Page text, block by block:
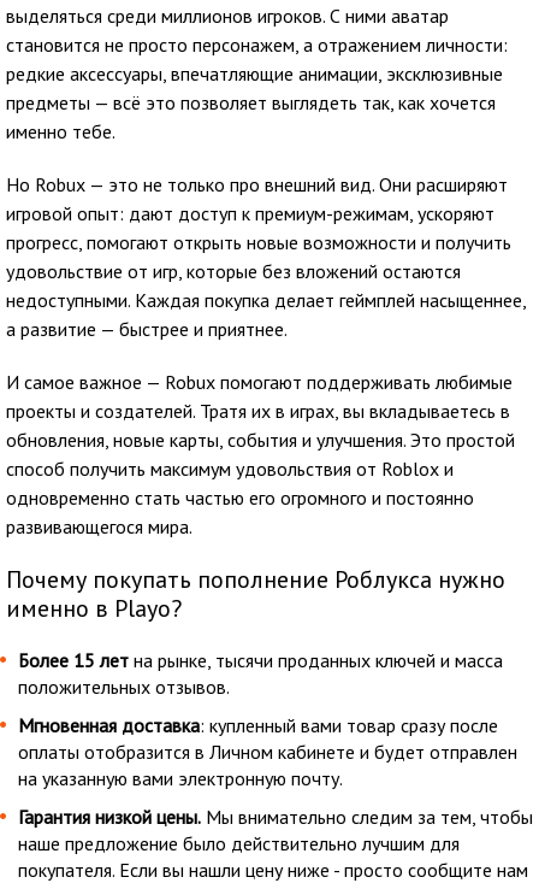
выделяться среди миллионов игроков. С ними аватар
становится не просто персонажем, а отражением личности:
редкие аксессуары, впечатляющие анимации, эксклюзивные
предметы — всё это позволяет выглядеть так, как хочется
именно тебе.
Но Robux — это не только про внешний вид. Они расширяют
игровой опыт: дают доступ к премиум-режимам, ускоряют
прогресс, помогают открыть новые возможности и получить
удовольствие от игр, которые без вложений остаются
недоступными. Каждая покупка делает геймплей насыщеннее,
а развитие — быстрее и приятнее.
И самое важное — Robux помогают поддерживать любимые
проекты и создателей. Тратя их в играх, вы вкладываетесь в
обновления, новые карты, события и улучшения. Это простой
способ получить максимум удовольствия от Roblox и
одновременно стать частью его огромного и постоянно
развивающегося мира.
Почему покупать пополнение Роблукса нужно
именно в Playo?
Более 15 лет на рынке, тысячи проданных ключей и масса
положительных отзывов.
Мгновенная доставка: купленный вами товар сразу после
оплаты отобразится в Личном кабинете и будет отправлен
на указанную вами электронную почту.
Гарантия низкой цены. Мы внимательно следим за тем, чтобы
наше предложение было действительно лучшим для
покупателя. Если вы нашли цену ниже - просто сообщите нам